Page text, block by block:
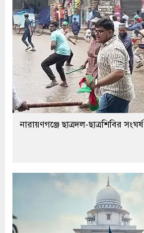
নারায়ণগঞ্জে ছাত্রদল-ছাত্রশিবির সংঘর্ষ